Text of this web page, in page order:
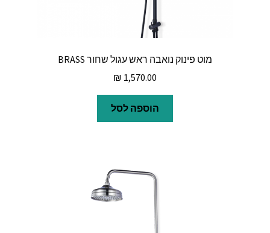
מוט פינוק נואבה ראש עגול שחור BRASS
₪ 1,570.00
הוספה לסל